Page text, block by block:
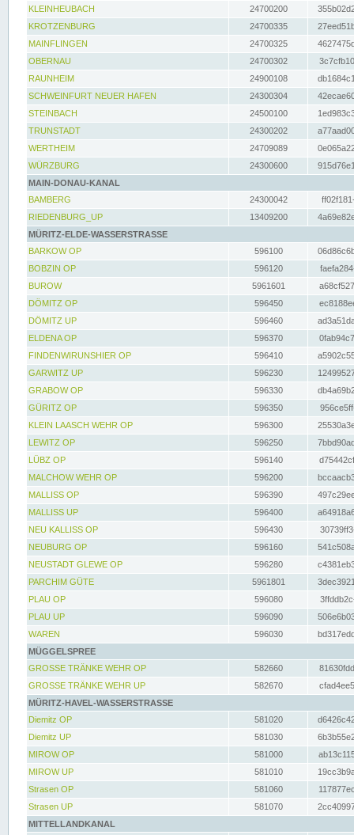
KLEINHEUBACH 24700200
KROTZENBURG
24700335
MAINFLINGEN
24700325
OBERNAU
24700302
RAUNHEIM
24900108
SCHWEINFURT NEUER HAFEN
24300304
STEINBACH
24500100
TRUNSTADT
24300202
WERTHEIM
24709089
WÜRZBURG
24300600
MAIN-DONAU-KANAL
BAMBERG
24300042
RIEDENBURG_UP
13409200
MÜRITZ-ELDE-WASSERSTRASSE
BARKOW OP
596100
BOBZIN OP
596120
BUROW
5961601
DÖMITZ OP
596450
DÖMITZ UP
596460
ELDENA OP
596370
FINDENWIRUNSHIER OP
596410
GARWITZ UP
596230
GRABOW OP
596330
GÜRITZ OP
596350
KLEIN LAASCH WEHR OP
596300
LEWITZ OP
596250
LÜBZ OP
596140
MALCHOW WEHR OP
596200
MALLISS OP
596390
MALLISS UP
596400
NEU KALLISS OP
596430
NEUBURG OP
596160
NEUSTADT GLEWE OP
596280
PARCHIM GÜTE
5961801
PLAU OP
596080
PLAU UP
596090
WAREN
596030
MÜGGELSPREE
GROSSE TRÄNKE WEHR OP
582660
GROSSE TRÄNKE WEHR UP
582670
MÜRITZ-HAVEL-WASSERSTRASSE
Diemitz OP
581020
Diemitz UP
581030
MIROW OP
581000
MIROW UP
581010
Strasen OP
581060
Strasen UP
581070
MITTELLANDKANAL